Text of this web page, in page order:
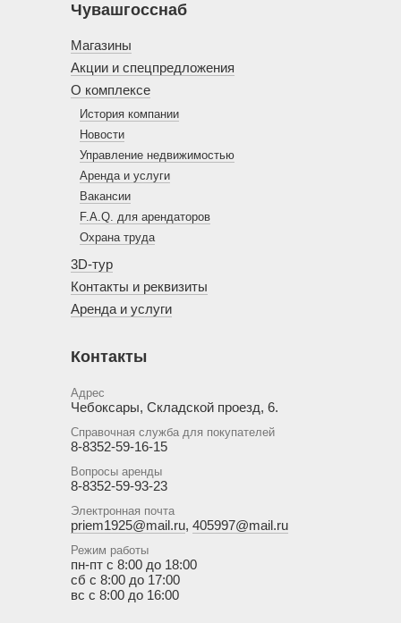
Чувашгосснаб
Магазины
Акции и спецпредложения
О комплексе
История компании
Новости
Управление недвижимостью
Аренда и услуги
Вакансии
F.A.Q. для арендаторов
Охрана труда
3D-тур
Контакты и реквизиты
Аренда и услуги
Контакты
Адрес
Чебоксары, Складской проезд, 6.
Справочная служба для покупателей
8-8352-59-16-15
Вопросы аренды
8-8352-59-93-23
Электронная почта
priem1925@mail.ru, 405997@mail.ru
Режим работы
пн-пт с 8:00 до 18:00
сб с 8:00 до 17:00
вс с 8:00 до 16:00